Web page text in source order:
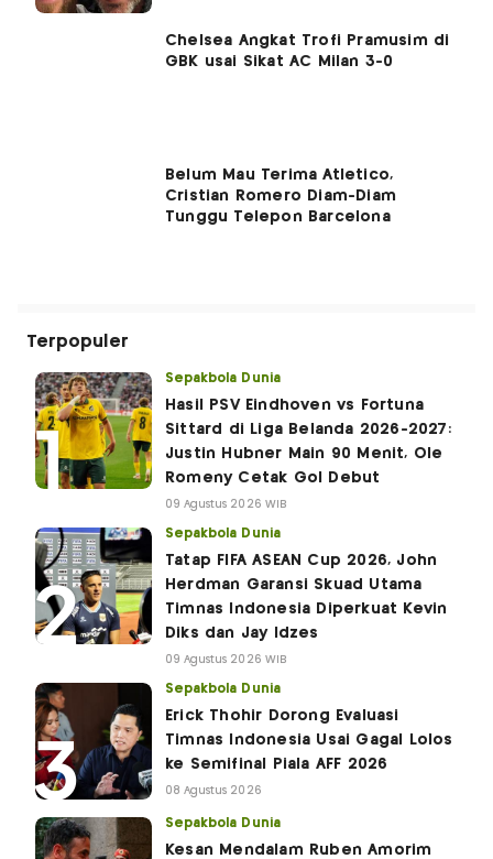
Chelsea Angkat Trofi Pramusim di
GBK usai Sikat AC Milan 3-0
Belum Mau Terima Atletico,
Cristian Romero Diam-Diam
Tunggu Telepon Barcelona
Terpopuler
Sepakbola Dunia
Hasil PSV Eindhoven vs Fortuna
Sittard di Liga Belanda 2026-2027:
Justin Hubner Main 90 Menit, Ole
Romeny Cetak Gol Debut
09 Agustus 2026 WIB
Sepakbola Dunia
Tatap FIFA ASEAN Cup 2026, John
Herdman Garansi Skuad Utama
Timnas Indonesia Diperkuat Kevin
Diks dan Jay Idzes
09 Agustus 2026 WIB
Sepakbola Dunia
Erick Thohir Dorong Evaluasi
Timnas Indonesia Usai Gagal Lolos
ke Semifinal Piala AFF 2026
08 Agustus 2026
Sepakbola Dunia
Kesan Mendalam Ruben Amorim